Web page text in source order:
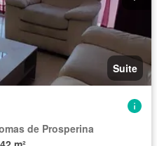
Suite
de Prosperina